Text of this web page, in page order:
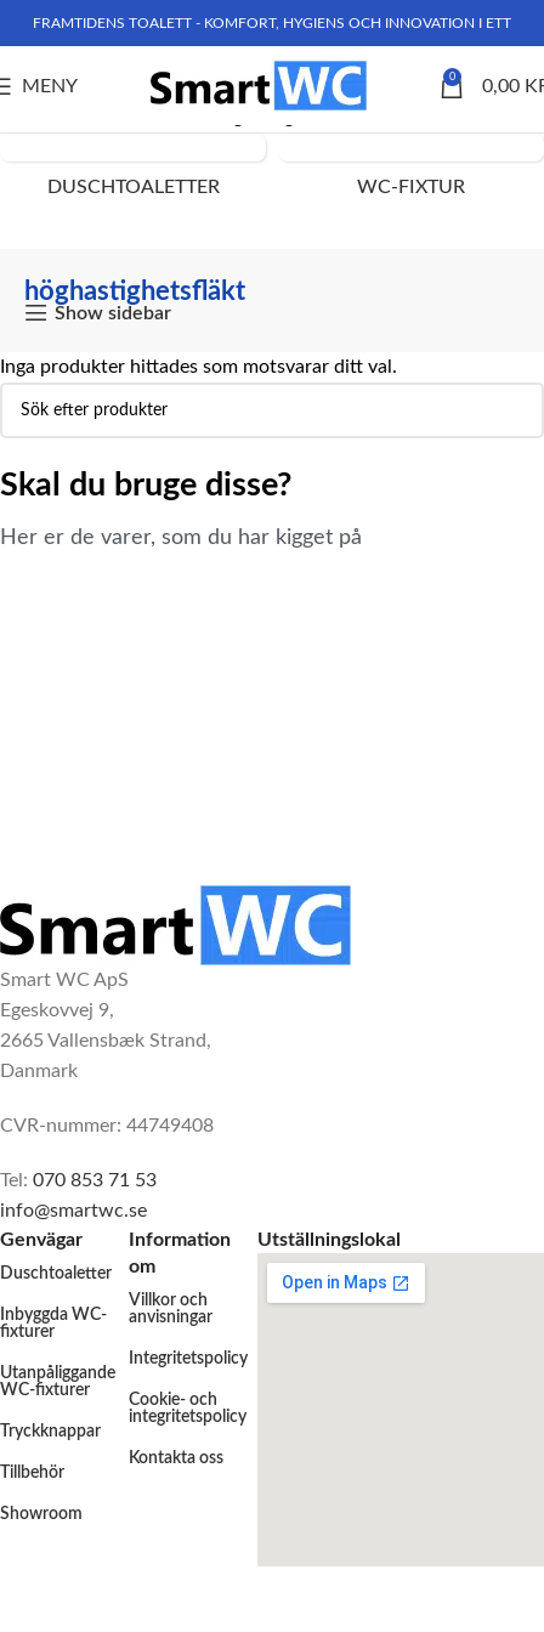
FRAMTIDENS TOALETT - KOMFORT, HYGIENS OCH INNOVATION I ETT
MENY 0 0,00
Produkter märkta ”höghastighetsfläkt”
DUSCHTOALETTER WC-FIXTUR
höghastighetsfläkt
Show sidebar
Inga produkter hittades som motsvarar ditt val.
Skal du bruge disse?
Her er de varer, som du har kigget på
Smart WC ApS
Egeskovvej 9,
2665 Vallensbæk Strand,
Danmark
CVR-nummer: 44749408
Tel: 070 853 71 53
info@smartwc.se
Genvägar
Duschtoaletter
Inbyggda WC-
fixturer
Utanpåliggande
WC-fixturer
Tryckknappar
Tillbehör
Showroom
Information
om
Villkor och
anvisningar
Integritetspolicy
Cookie- och
integritetspolicy
Kontakta oss
Utställningslokal